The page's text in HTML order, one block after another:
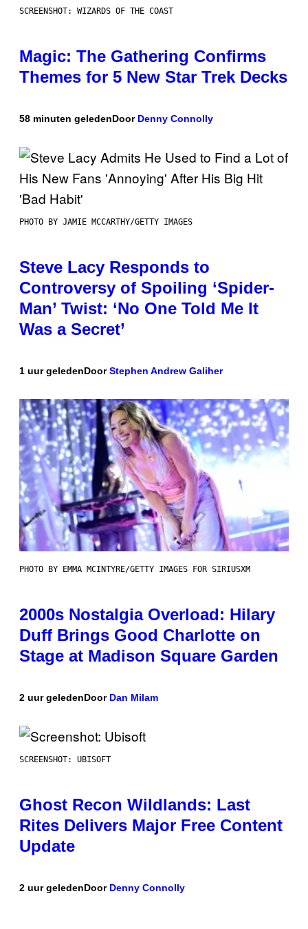
SCREENSHOT: WIZARDS OF THE COAST
Magic: The Gathering Confirms
Themes for 5 New Star Trek Decks
58 minuten geledenDoor Denny Connolly
PHOTO BY JAMIE MCCARTHY/GETTY IMAGES
Steve Lacy Responds to
Controversy of Spoiling ‘Spider-
Man’ Twist: ‘No One Told Me It
Was a Secret’
1 uur geledenDoorStephen Andrew Galiher
PHOTO BY EMMA MCINTYRE/GETTY IMAGES FOR SIRIUSXM
2000s Nostalgia Overload: Hilary
Duff Brings Good Charlotte on
Stage at Madison Square Garden
2 uur geledenDoor Dan Milam
SCREENSHOT: UBISOFT
Ghost Recon Wildlands: Last
Rites Delivers Major Free Content
Update
2 uur geledenDoor Denny Connolly